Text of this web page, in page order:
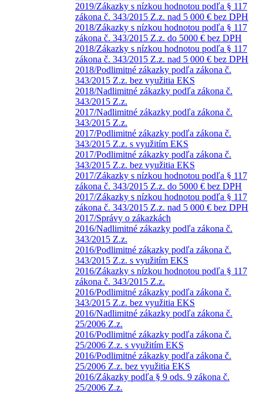
2019/Zákazky s nízkou hodnotou podľa § 117
zákona č. 343/2015 Z.z. nad 5 000 € bez DPH
2018/Zákazky s nízkou hodnotou podľa § 117
zákona č. 343/2015 Z.z. do 5000 € bez DPH
2018/Zákazky s nízkou hodnotou podľa § 117
zákona č. 343/2015 Z.z. nad 5 000 € bez DPH
2018/Podlimitné zákazky podľa zákona č.
343/2015 Z.z. bez využitia EKS
2018/Nadlimitné zákazky podľa zákona č.
343/2015 Z.z.
2017/Nadlimitné zákazky podľa zákona č.
343/2015 Z.z.
2017/Podlimitné zákazky podľa zákona č.
343/2015 Z.z. s využitím EKS
2017/Podlimitné zákazky podľa zákona č.
343/2015 Z.z. bez využitia EKS
2017/Zákazky s nízkou hodnotou podľa § 117
zákona č. 343/2015 Z.z. do 5000 € bez DPH
2017/Zákazky s nízkou hodnotou podľa § 117
zákona č. 343/2015 Z.z. nad 5 000 € bez DPH
2017/Správy o zákazkách
2016/Nadlimitné zákazky podľa zákona č.
343/2015 Z.z.
2016/Podlimitné zákazky podľa zákona č.
343/2015 Z.z. s využitím EKS
2016/Zákazky s nízkou hodnotou podľa § 117
zákona č. 343/2015 Z.z.
2016/Podlimitné zákazky podľa zákona č.
343/2015 Z.z. bez využitia EKS
2016/Nadlimitné zákazky podľa zákona č.
25/2006 Z.z.
2016/Podlimitné zákazky podľa zákona č.
25/2006 Z.z. s využitím EKS
2016/Podlimitné zákazky podľa zákona č.
25/2006 Z.z. bez využitia EKS
2016/Zákazky podľa § 9 ods. 9 zákona č.
25/2006 Z.z.